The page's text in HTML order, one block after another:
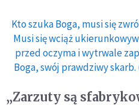
Kto szuka Boga, musi się
Musi się wciąż
przed oczyma i wytrwale
Boga, swój prawdziwy skarb.
„Zarzuty są